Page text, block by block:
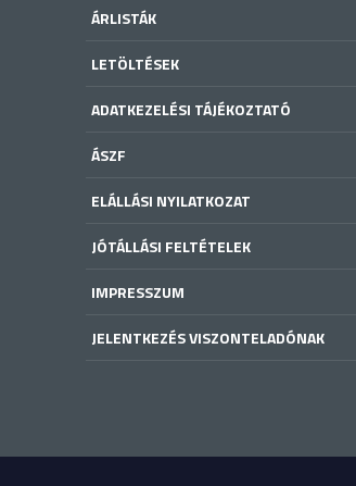
ÁRLISTÁK
LETÖLTÉSEK
ADATKEZELÉSI TÁJÉKOZTATÓ
ÁSZF
ELÁLLÁSI NYILATKOZAT
JÓTÁLLÁSI FELTÉTELEK
IMPRESSZUM
JELENTKEZÉS VISZONTELADÓNAK